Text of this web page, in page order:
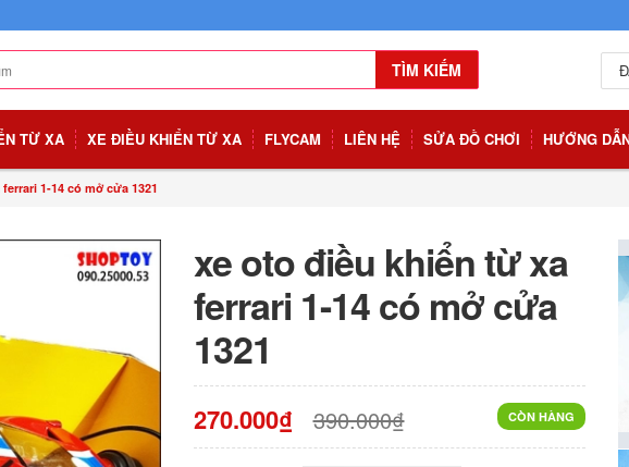
TÌM KIẾM
TỪ XA XE ĐIỀU KHIỂN TỪ XA FLYCAM LIÊN HỆ SỬA ĐỒ CHƠI HƯỚNG
1-14 có mở cửa 1321
xe oto điều khiển từ xa
ferrari 1-14 có mở cửa
1321
CÒN HÀNG
270.000₫ 390.000₫